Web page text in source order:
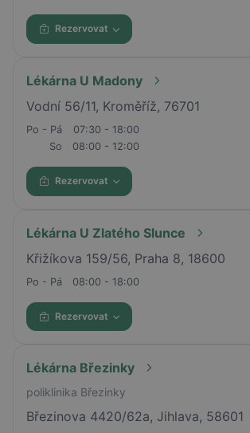
Rezervovat
Lékárna U Madony
Vodní 56/11, Kroměříž, 76701
Po - Pá
07:30 - 18:00
So
08:00 - 12:00
Rezervovat
Lékárna U Zlatého Slunce
Křižíkova 159/56, Praha 8, 18600
Po - Pá 08:00 - 18:00
Rezervovat
Lékárna Březinky
poliklinika Březinky
Březinova 4420/62a, Jihlava, 58601